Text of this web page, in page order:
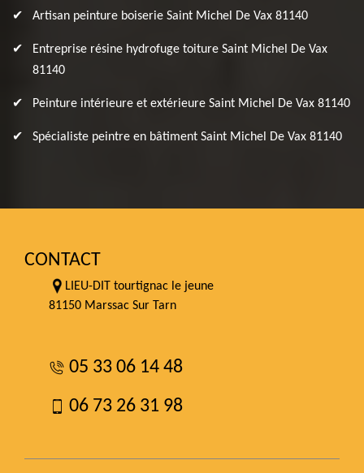
Artisan peinture boiserie Saint Michel De Vax 81140
Entreprise résine hydrofuge toiture Saint Michel De Vax
81140
Peinture intérieure et extérieure Saint Michel De Vax 81140
Spécialiste peintre en bâtiment Saint Michel De Vax 81140
CONTACT
LIEU-DIT tourtignac le jeune
81150 Marssac Sur Tarn
05 33 06 14 48
06 73 26 31 98